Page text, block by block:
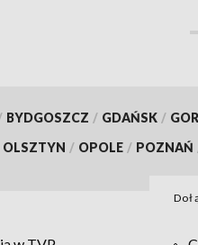
BYDGOSZCZ / GDAŃSK /
OLSZTYN / OPOLE / POZNAŃ